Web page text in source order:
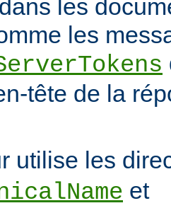
les
les
tête de la
utilise les
et